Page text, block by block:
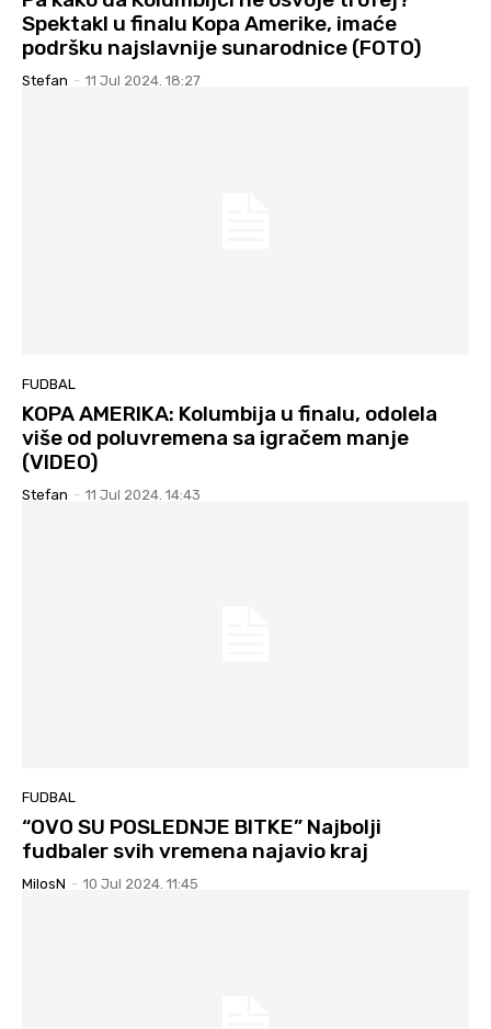
Spektakl u finalu Kopa Amerike, imaće
podršku najslavnije sunarodnice (FOTO)
Stefan - 11 Jul 2024. 18:27
FUDBAL
KOPA AMERIKA: Kolumbija u finalu, odolela
više od poluvremena sa igračem manje
(VIDEO)
Stefan - 11 Jul 2024. 14:43
FUDBAL
“OVO SU POSLEDNJE BITKE” Najbolji
fudbaler svih vremena najavio kraj
MilosN - 10 Jul 2024. 11:45